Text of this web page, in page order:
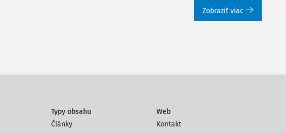
Zobraziť viac
Typy obsahu
Články
Web
Kontakt